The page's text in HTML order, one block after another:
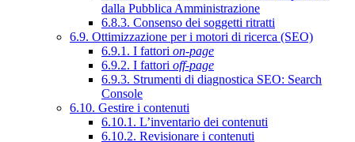
dalla Pubblica Amministrazione
6.8.3. Consenso dei soggetti ritratti
6.9. Ottimizzazione per i motori di ricerca (SEO)
6.9.1. I fattori on-page
6.9.2. I fattori off-page
6.9.3. Strumenti di diagnostica SEO: Search
Console
6.10. Gestire i contenuti
6.10.1. L’inventario dei contenuti
6.10.2. Revisionare i contenuti